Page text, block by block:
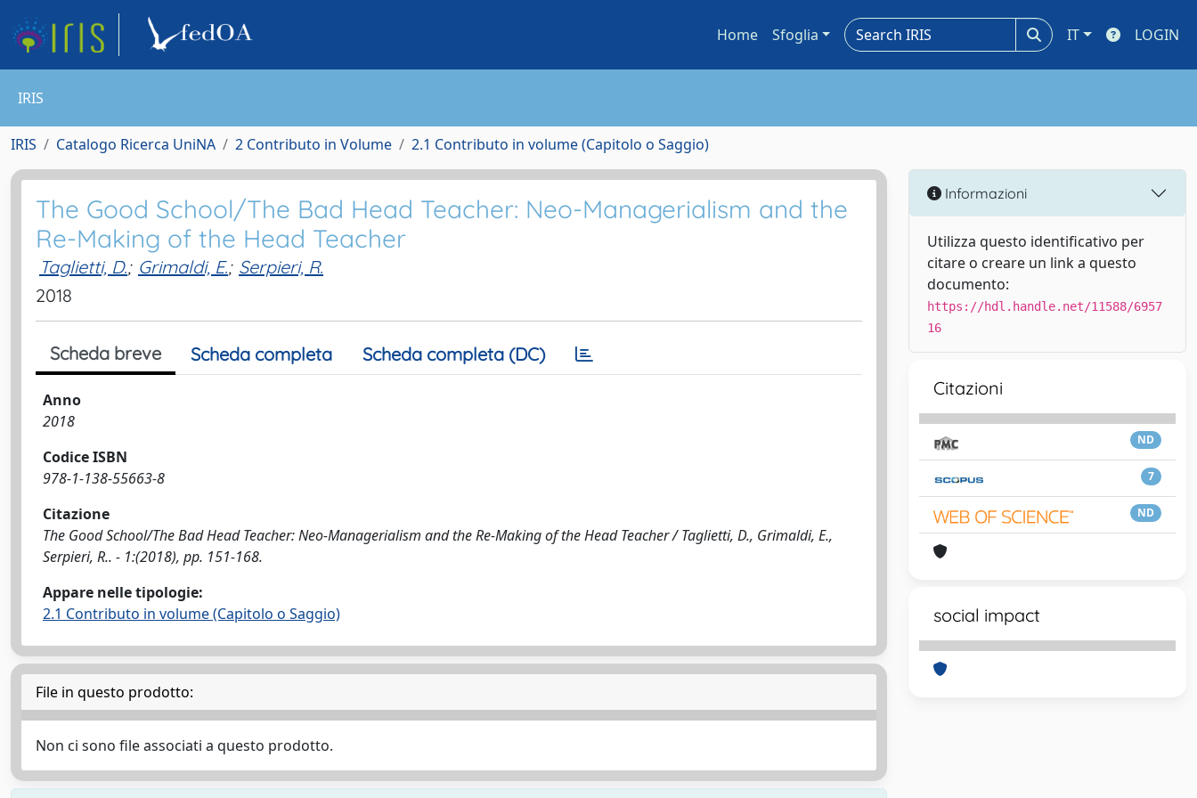
Home Sfoglia IT LOGIN
IRIS
IRIS Catalogo Ricerca UniNA 2 Contributo in Volume 2.1 Contributo in volume (Capitolo o Saggio)
The Good School/The Bad Head Teacher: Neo-Managerialism and the
Re-Making of the Head Teacher
Taglietti, D.; Grimaldi, E.; Serpieri, R.
2018
Scheda breve Scheda completa Scheda completa (DC)
Anno
2018
Codice ISBN
978-1-138-55663-8
Citazione
The Good School/The Bad Head Teacher: Neo-Managerialism and the Re-Making of the Head Teacher / Taglietti, D., Grimaldi, E.,
Serpieri, R.. - 1:(2018), pp. 151-168.
Appare nelle tipologie:
2.1 Contributo in volume (Capitolo o Saggio)
File in questo prodotto:
Non ci sono file associati a questo prodotto.
Informazioni
Utilizza questo identificativo per
citare o creare un link a questo
documento:
https://hdl.handle.net/11588/6957
16
Citazioni
ND
7
ND
social impact